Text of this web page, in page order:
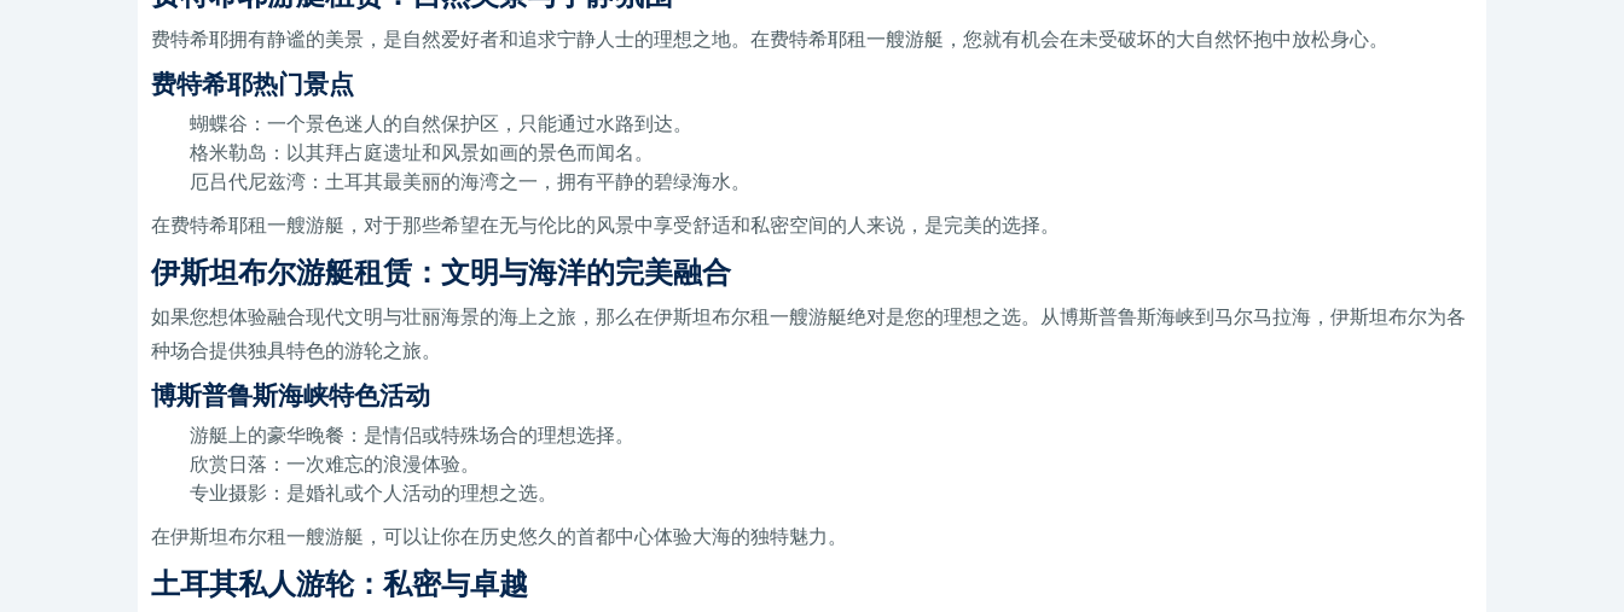
费特希耶拥有静谧的美景，是自然爱好者和追求宁静人士的理想之地。在费特希耶租一艘游艇，您就有机会在未受破坏的大自然怀抱中放松身心。
费特希耶热门景点
蝴蝶谷：一个景色迷人的自然保护区，只能通过水路到达。
格米勒岛：以其拜占庭遗址和风景如画的景色而闻名。
厄吕代尼兹湾：土耳其最美丽的海湾之一，拥有平静的碧绿海水。
在费特​​希耶租一艘游艇，对于那些希望在无与伦比的风景中享受舒适和私密空间的人来说，是完美的选择。
伊斯坦布尔游艇租赁：文明与海洋的完美融合
如果您想体验融合现代文明与壮丽海景的海上之旅，那么在伊斯坦布尔租一艘游艇绝对是您的理想之选。从博斯普鲁斯海峡到马尔马拉海，伊斯坦布尔为各
种场合提供独具特色的游轮之旅。
博斯普鲁斯海峡特色活动
游艇上的豪华晚餐：是情侣或特殊场合的理想选择。
欣赏日落：一次难忘的浪漫体验。
专业摄影：是婚礼或个人活动的理想之选。
在伊斯坦布尔租一艘游艇，可以让你在历史悠久的首都中心体验大海的独特魅力。
土耳其私人游轮：私密与卓越